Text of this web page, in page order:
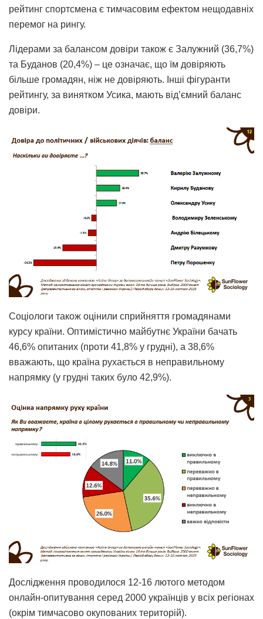
рейтинг спортсмена є тимчасовим ефектом нещодавніх
перемог на рингу.
Лідерами за балансом довіри також є Залужний (36,7%)
та Буданов (20,4%) – це означає, що їм довіряють
більше громадян, ніж не довіряють. Інші фігуранти
рейтингу, за винятком Усика, мають від’ємний баланс
довіри.
Соціологи також оцінили сприйняття громадянами
курсу країни. Оптимістично майбутнє України бачать
46,6% опитаних (проти 41,8% у грудні), а 38,6%
вважають, що країна рухається в неправильному
напрямку (у грудні таких було 42,9%).
Дослідження проводилося 12-16 лютого методом
онлайн-опитування серед 2000 українців у всіх регіонах
(окрім тимчасово окупованих територій).